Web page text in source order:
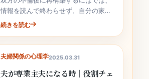
情報を読んで終わらせず、自分の家庭
の事実と次の行動へ落とし込むことが
続きを読む
夫婦関係の心理学2025.03.31
夫が専業主夫になる時｜役割チェ